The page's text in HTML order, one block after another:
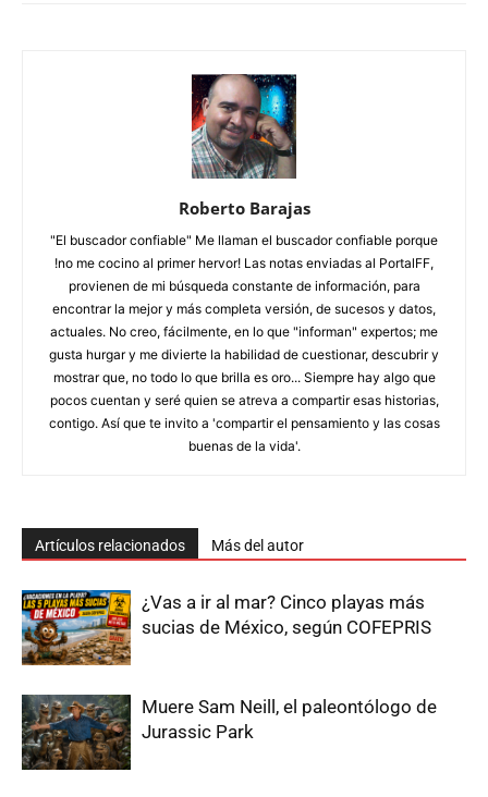
Roberto Barajas
"El buscador confiable" Me llaman el buscador confiable porque
!no me cocino al primer hervor! Las notas enviadas al PortalFF,
provienen de mi búsqueda constante de información, para
encontrar la mejor y más completa versión, de sucesos y datos,
actuales. No creo, fácilmente, en lo que "informan" expertos; me
gusta hurgar y me divierte la habilidad de cuestionar, descubrir y
mostrar que, no todo lo que brilla es oro... Siempre hay algo que
pocos cuentan y seré quien se atreva a compartir esas historias,
contigo. Así­ que te invito a 'compartir el pensamiento y las cosas
buenas de la vida'.
Artículos relacionados Más del autor
¿Vas a ir al mar? Cinco playas más
sucias de México, según COFEPRIS
Muere Sam Neill, el paleontólogo de
Jurassic Park